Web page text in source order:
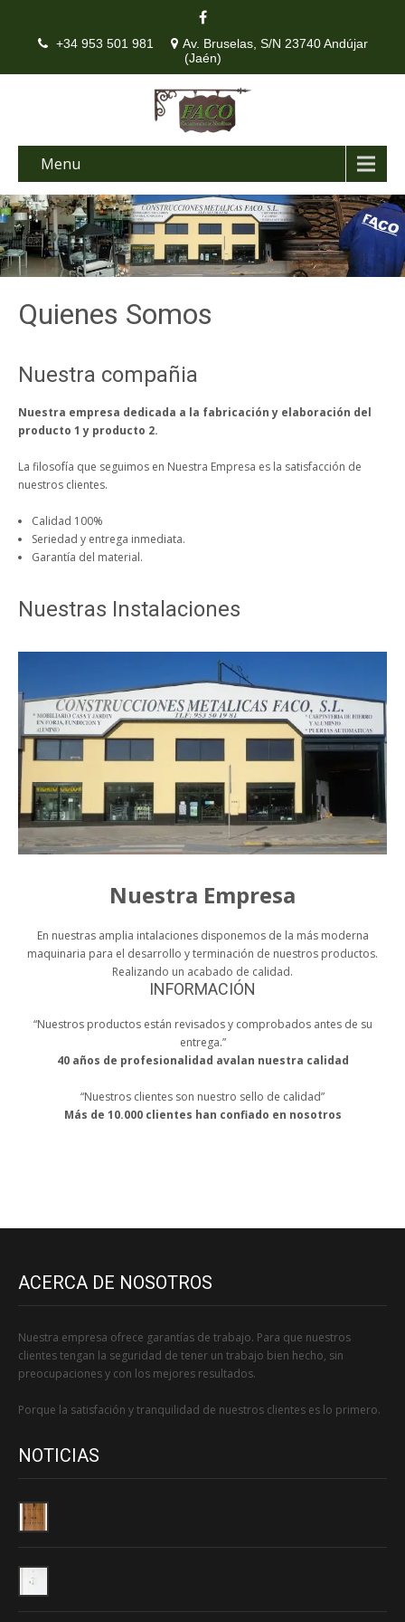
+34 953 501 981
Av. Bruselas, S/N 23740 Andújar
(Jaén)
Menu
Quienes Somos
Nuestra compañia
Nuestra empresa dedicada a la fabricación y elaboración del
producto 1 y producto 2.
La filosofía que seguimos en Nuestra Empresa es la satisfacción de
nuestros clientes.
Calidad 100%
Seriedad y entrega inmediata.
Garantía del material.
Nuestras Instalaciones
Nuestra Empresa
En nuestras amplia intalaciones disponemos de la más moderna
maquinaria para el desarrollo y terminación de nuestros productos.
Realizando un acabado de calidad.
INFORMACIÓN
“Nuestros productos están revisados y comprobados antes de su
entrega.”
40 años de profesionalidad avalan nuestra calidad
“Nuestros clientes son nuestro sello de calidad”
Más de 10.000 clientes han confiado en nosotros
ACERCA DE NOSOTROS
Nuestra empresa ofrece garantías de trabajo. Para que nuestros
clientes tengan la seguridad de tener un trabajo bien hecho, sin
preocupaciones y con los mejores resultados.
Porque la satisfación y tranquilidad de nuestros clientes es lo primero.
NOTICIAS